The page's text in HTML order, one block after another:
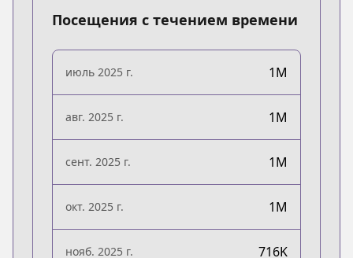
Посещения с течением времени
июль 2025 г. 1M
авг. 2025 г. 1M
сент. 2025 г. 1M
окт. 2025 г. 1M
нояб. 2025 г. 716K